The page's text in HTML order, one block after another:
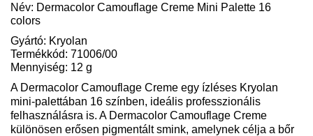
Név: Dermacolor Camouflage Creme Mini Palette 16
colors
Gyártó: Kryolan
Termékkód: 71006/00
Mennyiség: 12 g
A Dermacolor Camouflage Creme egy ízléses Kryolan
mini-palettában 16 színben, ideális professzionális
felhasználásra is. A Dermacolor Camouflage Creme
különösen erősen pigmentált smink, amelynek célja a bőr